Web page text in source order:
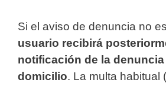
Si el aviso de denuncia no
usuario recibirá
notificación de la denuncia
domicilio. La multa habitual